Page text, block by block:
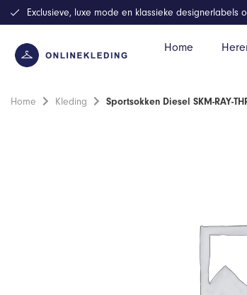
Home
Exclusieve, luxe mode en klassieke designerlabels
Home Kleding Sportsokken Diesel SKM-RAY-